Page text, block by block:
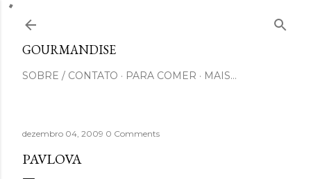
GOURMANDISE
SOBRE / CONTATO PARA COMER MAIS…
dezembro 04, 2009 0 Comments
PAVLOVA